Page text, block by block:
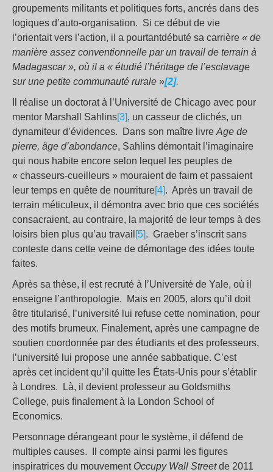
groupements militants et politiques forts, ancrés dans des
logiques d’auto-organisation. Si ce début de vie
l’orientait vers l’action, il a pourtantdébuté sa carrière « de
manière assez conventionnelle par un travail de terrain à
Madagascar », où il a « étudié l’héritage de l’esclavage
sur une petite communauté rurale »[2].
Il réalise un doctorat à l’Université de Chicago avec pour
mentor Marshall Sahlins[3], un casseur de clichés, un
dynamiteur d’évidences. Dans son maître livre Age de
pierre, âge d’abondance, Sahlins démontait l’imaginaire
qui nous habite encore selon lequel les peuples de
« chasseurs-cueilleurs » mouraient de faim et passaient
leur temps en quête de nourriture[4]. Après un travail de
terrain méticuleux, il démontra avec brio que ces sociétés
consacraient, au contraire, la majorité de leur temps à des
loisirs bien plus qu’au travail [5]. Graeber s’inscrit sans
conteste dans cette veine de démontage des idées toute
faites.
Après sa thèse, il est recruté à l’Université de Yale, où il
enseigne l’anthropologie. Mais en 2005, alors qu’il doit
être titularisé, l’université lui refuse cette nomination, pour
des motifs brumeux. Finalement, après une campagne de
soutien coordonnée par des étudiants et des professeurs,
l’université lui propose une année sabbatique. C’est
après cet incident qu’il quitte les États-Unis pour s’établir
à Londres. Là, il devient professeur au Goldsmiths
College, puis finalement à la London School of
Economics.
Personnage dérangeant pour le système, il défend de
multiples causes. Il compte ainsi parmi les figures
inspiratrices du mouvement Occupy Wall Streetde 2011